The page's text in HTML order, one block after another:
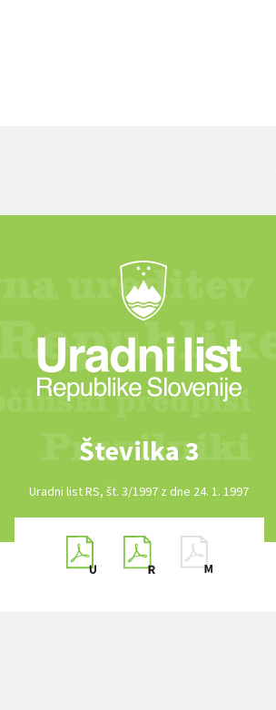
Številka 3
Uradni list RS, št. 3/1997 z dne 24. 1. 1997